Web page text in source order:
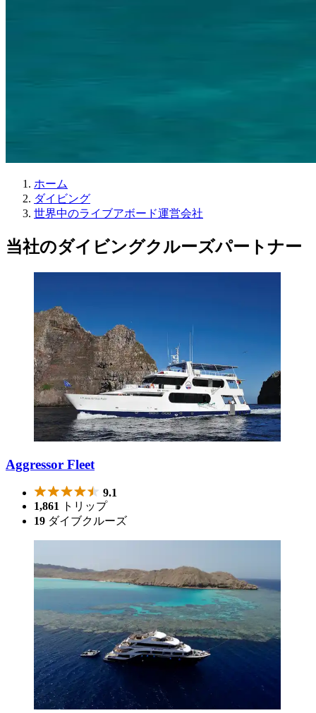
ホーム
ダイビング
世界中のライブアボード運営会社
当社のダイビングクルーズパートナー
Aggressor Fleet
9.1
1,861
トリップ
19 ダイブクルーズ